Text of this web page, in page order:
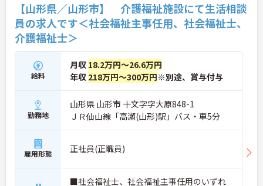
【山形県／山形市】 介護福祉施設にて生活相談
員の求人です＜社会福祉主事任用、社会福祉士、
介護福祉士＞
給料
月収 18.2万円～26.6万円
年収 218万円～300万円※別途、賞与付与
勤務地
山形県 山形市 十文字字大原848-1
ＪＲ仙山線「高瀬(山形)駅」バス・車5分
雇用形態 正社員(正職員)
■社会福祉士、社会福祉主事任用のいずれ